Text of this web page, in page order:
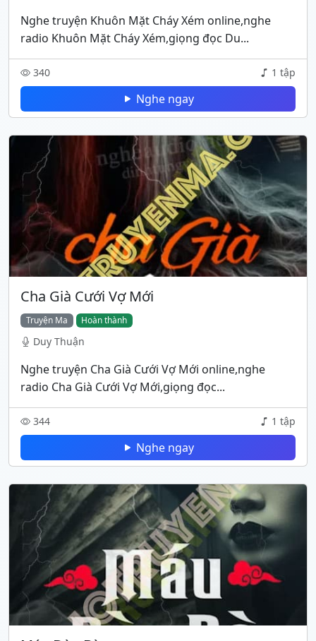
Nghe truyện Khuôn Mặt Cháy Xém online,nghe
radio Khuôn Mặt Cháy Xém,giọng đọc Du...
340 1 tập
Nghe ngay
Cha Già Cưới Vợ Mới
Truyện Ma Hoàn thành
Duy Thuận
Nghe truyện Cha Già Cưới Vợ Mới online,nghe
radio Cha Già Cưới Vợ Mới,giọng đọc...
344 1 tập
Nghe ngay